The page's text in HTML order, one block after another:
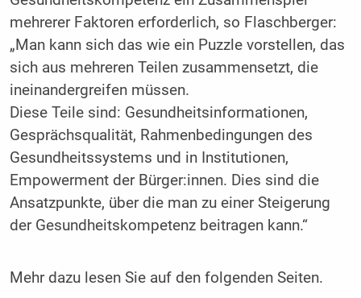
mehrerer Faktoren erforderlich, so Flaschberger:
„Man kann sich das wie ein Puzzle vorstellen, das
sich aus mehreren Teilen zusammensetzt, die
ineinandergreifen müssen.
Diese Teile sind: Gesundheitsinformationen,
Gesprächsqualität, Rahmenbedingungen des
Gesundheitssystems und in Institutionen,
Empowerment der Bürger:innen. Dies sind die
Ansatzpunkte, über die man zu einer Steigerung
der Gesundheitskompetenz beitragen kann.“
Mehr dazu lesen Sie auf den folgenden Seiten.